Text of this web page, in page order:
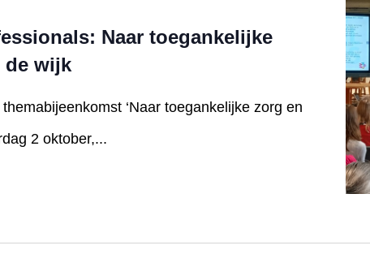
Naar toegankelijke
de wijk
‘Naar toegankelijke zorg en
2 oktober,...